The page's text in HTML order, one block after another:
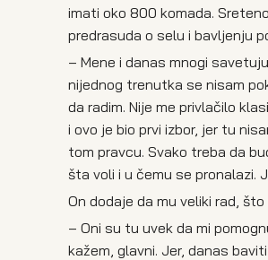
imati oko 800 komada.
predrasuda o selu i bavljenju
– Mene i danas mnogi
nijednog trenutka se nisam
da radim. Nije me privlačilo
i ovo je bio prvi izbor, jer tu
tom pravcu. Svako treba da
šta voli i u čemu se pronalazi.
On dodaje da mu veliki rad,
– Oni su tu uvek da mi
kažem, glavni. Jer, danas